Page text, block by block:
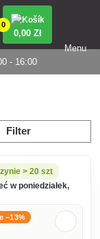
- 16:00
0
0,00 Zł
Menu
Filter
> 20 szt
w poniedziałek,
−13%